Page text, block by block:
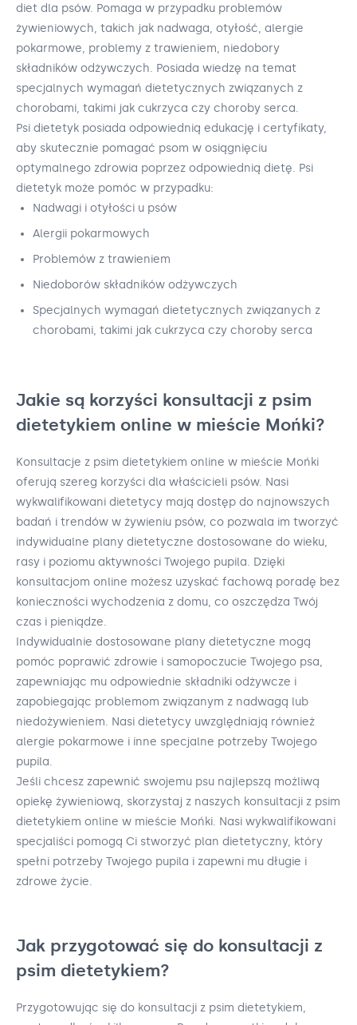
diet dla psów. Pomaga w przypadku problemów
żywieniowych, takich jak nadwaga, otyłość, alergie
pokarmowe, problemy z trawieniem, niedobory
składników odżywczych. Posiada wiedzę na temat
specjalnych wymagań dietetycznych związanych z
chorobami, takimi jak cukrzyca czy choroby serca.
Psi dietetyk posiada odpowiednią edukację i certyfikaty,
aby skutecznie pomagać psom w osiągnięciu
optymalnego zdrowia poprzez odpowiednią dietę. Psi
dietetyk może pomóc w przypadku:
Nadwagi i otyłości u psów
Alergii pokarmowych
Problemów z trawieniem
Niedoborów składników odżywczych
Specjalnych wymagań dietetycznych związanych z
chorobami, takimi jak cukrzyca czy choroby serca
Jakie są korzyści konsultacji z psim
dietetykiem online w mieście Mońki?
Konsultacje z psim dietetykiem online w mieście Mońki
oferują szereg korzyści dla właścicieli psów. Nasi
wykwalifikowani dietetycy mają dostęp do najnowszych
badań i trendów w żywieniu psów, co pozwala im tworzyć
indywidualne plany dietetyczne dostosowane do wieku,
rasy i poziomu aktywności Twojego pupila. Dzięki
konsultacjom online możesz uzyskać fachową poradę bez
konieczności wychodzenia z domu, co oszczędza Twój
czas i pieniądze.
Indywidualnie dostosowane plany dietetyczne mogą
pomóc poprawić zdrowie i samopoczucie Twojego psa,
zapewniając mu odpowiednie składniki odżywcze i
zapobiegając problemom związanym z nadwagą lub
niedożywieniem. Nasi dietetycy uwzględniają również
alergie pokarmowe i inne specjalne potrzeby Twojego
pupila.
Jeśli chcesz zapewnić swojemu psu najlepszą możliwą
opiekę żywieniową, skorzystaj z naszych konsultacji z psim
dietetykiem online w mieście Mońki. Nasi wykwalifikowani
specjaliści pomogą Ci stworzyć plan dietetyczny, który
spełni potrzeby Twojego pupila i zapewni mu długie i
zdrowe życie.
Jak przygotować się do konsultacji z
psim dietetykiem?
Przygotowując się do konsultacji z psim dietetykiem,